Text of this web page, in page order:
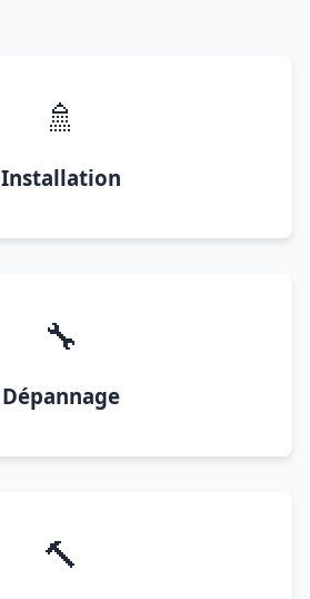
🚿
Installation
🔧
Dépannage
🔨